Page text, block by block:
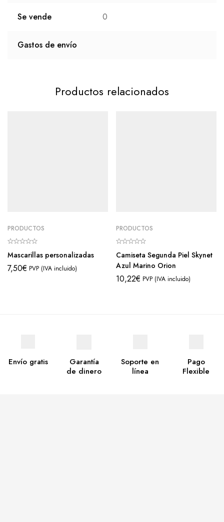
Se vende 0
Gastos de envío
Productos relacionados
PRODUCTOS
Mascarillas personalizadas
7,50€ PVP (IVA incluido)
PRODUCTOS
Camiseta Segunda Piel Skynet
Azul Marino Orion
10,22€ PVP (IVA incluido)
Envío gratis
Garantía
de dinero
Soporte en
línea
Pago
Flexible